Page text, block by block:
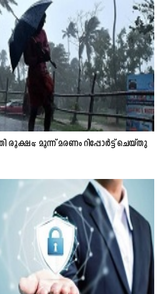
രൂക്ഷം; മൂന്ന് മരണം റിപ്പോർട്ട് ചെയ്തു